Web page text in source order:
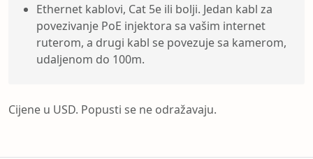
Ethernet kablovi, Cat 5e ili bolji. Jedan kabl za
povezivanje PoE injektora sa vašim internet
ruterom, a drugi kabl se povezuje sa kamerom,
udaljenom do 100m.
Cijene u USD. Popusti se ne odražavaju.